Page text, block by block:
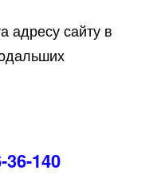
адресу сайту в
36-140